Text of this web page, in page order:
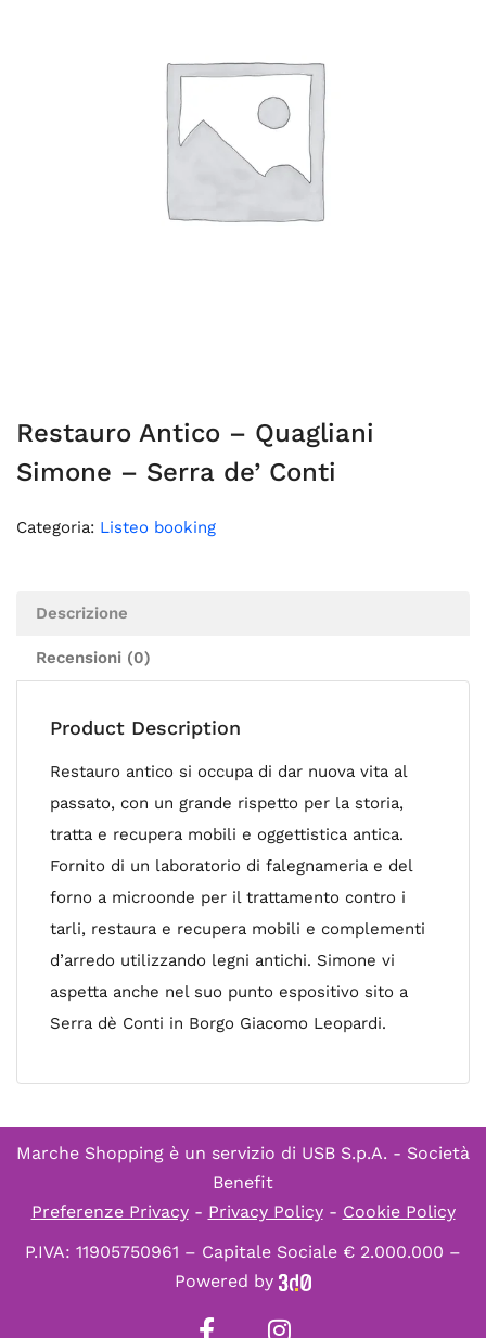
Restauro Antico – Quagliani
Simone – Serra de’ Conti
Categoria: Listeo booking
Descrizione
Recensioni (0)
Product Description
Restauro antico si occupa di dar nuova vita al
passato, con un grande rispetto per la storia,
tratta e recupera mobili e oggettistica antica.
Fornito di un laboratorio di falegnameria e del
forno a microonde per il trattamento contro i
tarli, restaura e recupera mobili e complementi
d’arredo utilizzando legni antichi. Simone vi
aspetta anche nel suo punto espositivo sito a
Serra dè Conti in Borgo Giacomo Leopardi.
Marche Shopping è un servizio di USB S.p.A. - Società
Benefit
Preferenze Privacy- Privacy Policy- Cookie Policy
P.IVA: 11905750961 – Capitale Sociale € 2.000.000 –
Powered by